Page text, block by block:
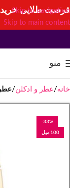
Skip to navigation
Skip to main content
منو
خانه عطر و ادکلن
-33%
100 میل
فرصت طلایی خرید